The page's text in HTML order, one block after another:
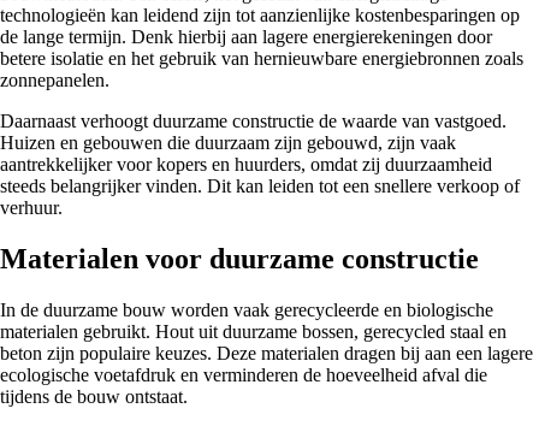
technologieën kan leidend zijn tot aanzienlijke kostenbesparingen op
de lange termijn. Denk hierbij aan lagere energierekeningen door
betere isolatie en het gebruik van hernieuwbare energiebronnen zoals
zonnepanelen.
Daarnaast verhoogt duurzame constructie de waarde van vastgoed.
Huizen en gebouwen die duurzaam zijn gebouwd, zijn vaak
aantrekkelijker voor kopers en huurders, omdat zij duurzaamheid
steeds belangrijker vinden. Dit kan leiden tot een snellere verkoop of
verhuur.
Materialen voor duurzame constructie
In de duurzame bouw worden vaak gerecycleerde en biologische
materialen gebruikt. Hout uit duurzame bossen, gerecycled staal en
beton zijn populaire keuzes. Deze materialen dragen bij aan een lagere
ecologische voetafdruk en verminderen de hoeveelheid afval die
tijdens de bouw ontstaat.